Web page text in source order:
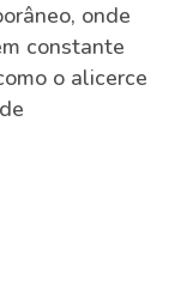
onde
constante
o alicerce